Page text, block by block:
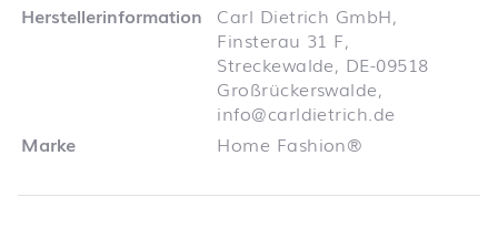
Herstellerinformation
Carl Dietrich GmbH,
Finsterau 31 F,
Streckewalde, DE-09518
Großrückerswalde,
info@carldietrich.de
Marke
Home Fashion®